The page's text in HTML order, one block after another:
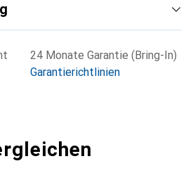
24 Monate Garantie (Bring-In)
Garantierichtlinien